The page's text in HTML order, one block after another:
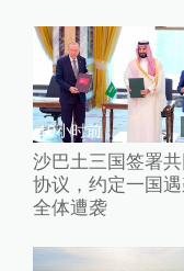
10小时前
沙巴土三国签署
协议，约定一国遇
全体遭袭